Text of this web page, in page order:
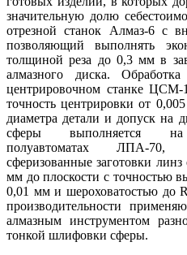
значительную долю
отрезной станок Алмаз-6 с
позволяющий выполнять
толщиной реза до 0,3 мм в
алмазного диска.
центрировочном станке
точность центрировки от
диаметра детали и допуск на
сферы выполняется на
полуавтоматах ЛПА-70,
сферизованные заготовки
мм до плоскости с точностью
0,01 мм и шероховатостью до
производительности
алмазным инструментом
тонкой шлифовки сферы.